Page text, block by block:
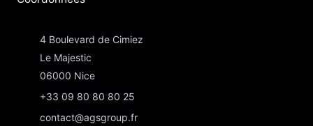
4 Boulevard de Cimiez
Le Majestic
06000 Nice
+33 09 80 80 80 25
contact@agsgroup.fr